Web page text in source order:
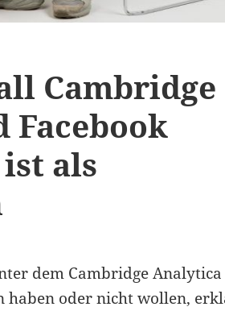
Cambridge
Facebook
als
dem Cambridge
oder nicht wollen,